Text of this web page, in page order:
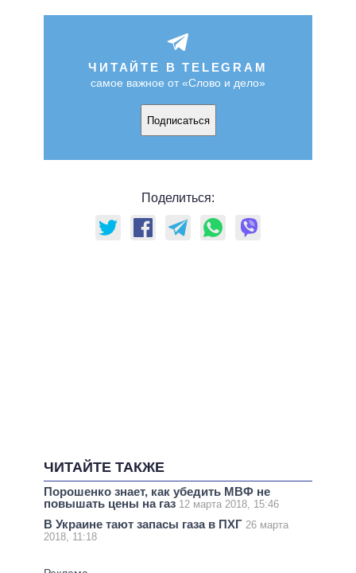
ЧИТАЙТЕ В TELEGRAM
самое важное от «Слово и дело»
Подписаться
Поделиться:
ЧИТАЙТЕ ТАКЖЕ
Порошенко знает, как убедить МВФ не
повышать цены на газ 12 марта 2018, 15:46
В Украине тают запасы газа в ПХГ 26 марта
2018, 11:18